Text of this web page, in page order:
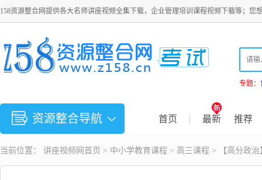
158资源整合网提供各大名师讲座视频全集下载，企业管理培训课程视频下载等；您
专题：
资源整合导航 首页 最新 推荐
当前位置： 讲座视频 网首页 > 中小学教育课程 > 高三课程 > 【高分政